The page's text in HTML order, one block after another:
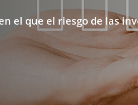
el que el riesgo de las